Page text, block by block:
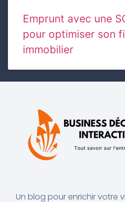
Emprunt avec une
pour optimiser son
immobilier
Un blog pour enrichir votre